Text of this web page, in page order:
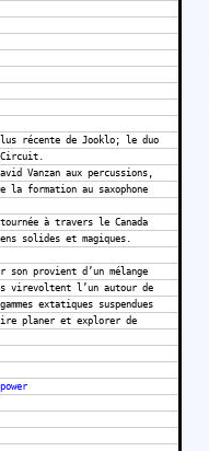
récente de Jooklo; le duo
Circuit.
Vanzan aux percussions,
formation au saxophone
à travers le Canada
solides et magiques.
provient d’un mélange
virevoltent l’un autour de
extatiques suspendues
planer et explorer de